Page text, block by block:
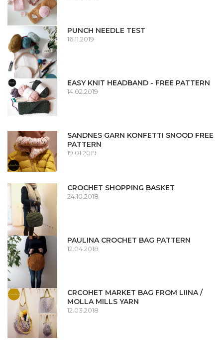
PUNCH NEEDLE TEST
16.11.2019
EASY KNIT HEADBAND - FREE PATTERN
14.02.2019
SANDNES GARN KONFETTI SNOOD FREE
PATTERN
19.01.2019
CROCHET SHOPPING BASKET
24.10.2018
PAULINA CROCHET BAG PATTERN
12.04.2018
CRCOHET MARKET BAG FROM LIINA /
MOLLA MILLS YARN
12.03.2018